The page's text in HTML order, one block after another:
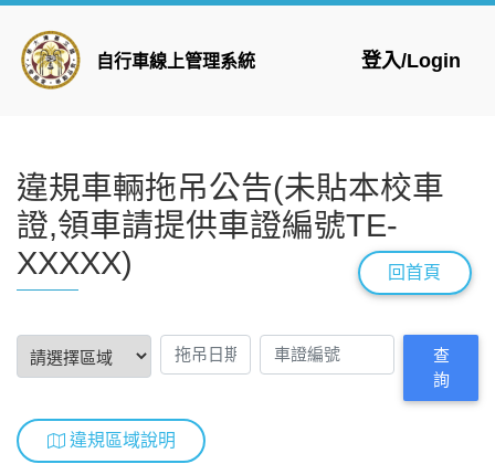
自行車線上管理系統 登入/Login
違規車輛拖吊公告(未貼本校車
證,領車請提供車證編號TE-
XXXXX)
回首頁
查
詢
違規區域說明